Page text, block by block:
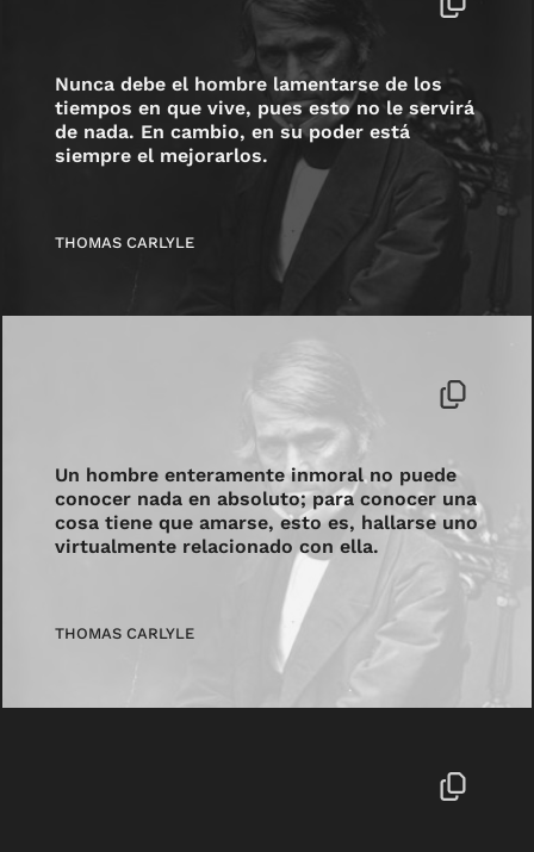
Nunca debe el hombre lamentarse de los
tiempos en que vive, pues esto no le servirá
de nada. En cambio, en su poder está
siempre el mejorarlos.
THOMAS CARLYLE
Un hombre enteramente inmoral no puede
conocer nada en absoluto; para conocer una
cosa tiene que amarse, esto es, hallarse uno
virtualmente relacionado con ella.
THOMAS CARLYLE